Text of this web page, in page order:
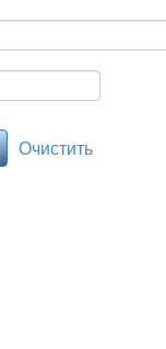
Очистить